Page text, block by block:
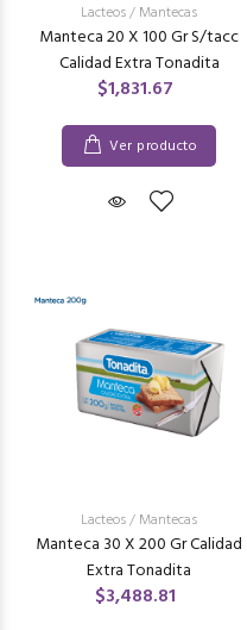
Lacteos/ Mantecas
Manteca 20 X 100 Gr S/tacc
Calidad Extra Tonadita
$1,831.67
Ver producto
Lacteos/ Mantecas
Manteca 30 X 200 Gr Calidad
Extra Tonadita
$3,488.81